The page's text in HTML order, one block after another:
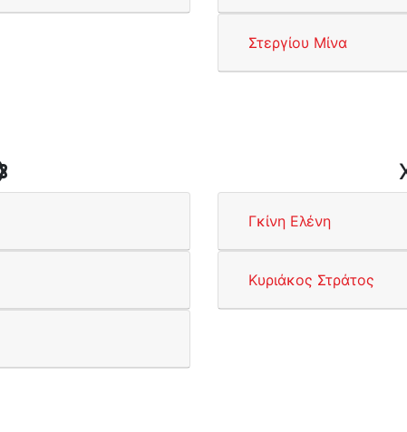
Στεργίου Μίνα
Γκίνη Ελένη
Κυριάκος Στράτος